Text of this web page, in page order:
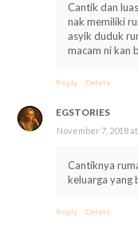
Cantik dan
nak memiliki
asyik duduk
macam ni kan
Reply Delete
EGSTORIES
November 7, 2018 at
Cantiknya
keluarga yang
Reply Delete